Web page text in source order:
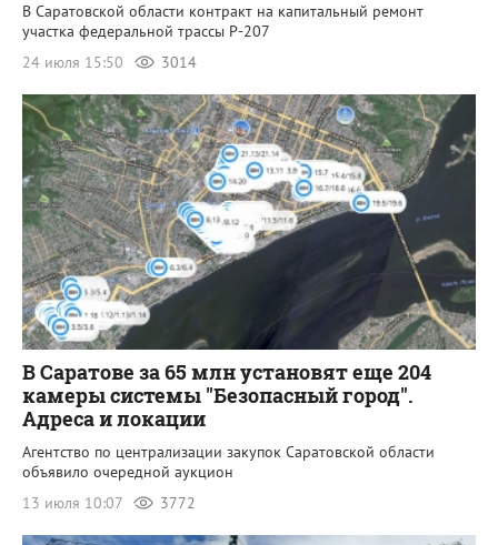
В Саратовской области контракт на капитальный ремонт
участка федеральной трассы Р-207
24 июля 15:50
3014
В Саратове за 65 млн установят еще 204
камеры системы "Безопасный город".
Адреса и локации
Агентство по централизации закупок Саратовской области
объявило очередной аукцион
13 июля 10:07
3772